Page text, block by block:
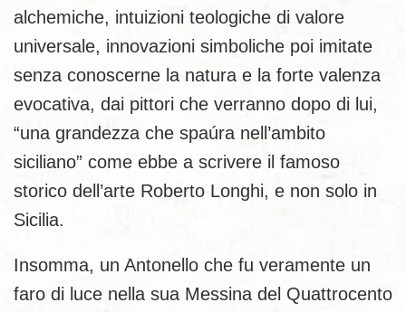
alchemiche, intuizioni teologiche di valore
universale, innovazioni simboliche poi imitate
senza conoscerne la natura e la forte valenza
evocativa, dai pittori che verranno dopo di lui,
“una grandezza che spaúra nell’ambito
siciliano” come ebbe a scrivere il famoso
storico dell’arte Roberto Longhi, e non solo in
Sicilia.
Insomma, un Antonello che fu veramente un
faro di luce nella sua Messina del Quattrocento